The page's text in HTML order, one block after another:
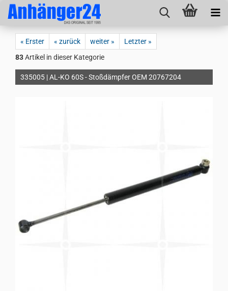
« Erster « zurück weiter »
Letzter »
83Artikel in dieser Kategorie
335005 | AL-KO 60S - Stoßdämpfer OEM 20767204